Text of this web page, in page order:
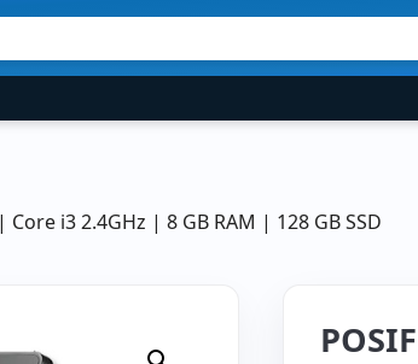
i3 2.4GHz | 8 GB RAM | 128 GB SSD